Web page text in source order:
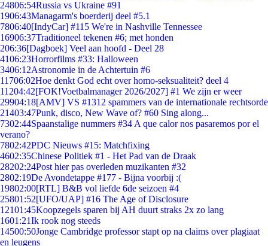
24806:54Russia vs Ukraine #91
1906:43Managarm's boerderij deel #5.1
7806:40[IndyCar] #115 We're in Nashville Tennessee
16906:37Traditioneel tekenen #6; met honden
206:36[Dagboek] Veel aan hoofd - Deel 28
4106:23Horrorfilms #33: Halloween
3406:12Astronomie in de Achtertuin #6
11706:02Hoe denkt God echt over homo-seksualiteit? deel 4
11204:42[FOK!Voetbalmanager 2026/2027] #1 We zijn er weer
29904:18[AMV] VS #1312 spammers van de internationale rechtsorde
21403:47Punk, disco, New Wave of? #60 Sing along...
7302:44Spaanstalige nummers #34 A que calor nos pasaremos por el
verano?
7802:42PDC Nieuws #15: Matchfixing
4602:35Chinese Politiek #1 - Het Pad van de Draak
28202:24Post hier pas overleden muzikanten #32
2802:19De Avondetappe #177 - Bijna voorbij :(
19802:00[RTL] B&B vol liefde 6de seizoen #4
25801:52[UFO/UAP] #16 The Age of Disclosure
12101:45Koopzegels sparen bij AH duurt straks 2x zo lang
1601:21Ik rook nog steeds
14500:50Jonge Cambridge professor stapt op na claims over plagiaat
en leugens